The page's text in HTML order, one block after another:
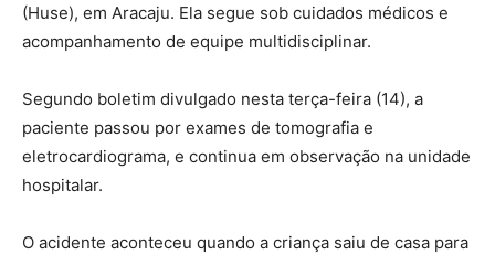
(Huse), em Aracaju. Ela segue sob cuidados médicos e
acompanhamento de equipe multidisciplinar.
Segundo boletim divulgado nesta terça-feira (14), a
paciente passou por exames de tomografia e
eletrocardiograma, e continua em observação na unidade
hospitalar.
O acidente aconteceu quando a criança saiu de casa para